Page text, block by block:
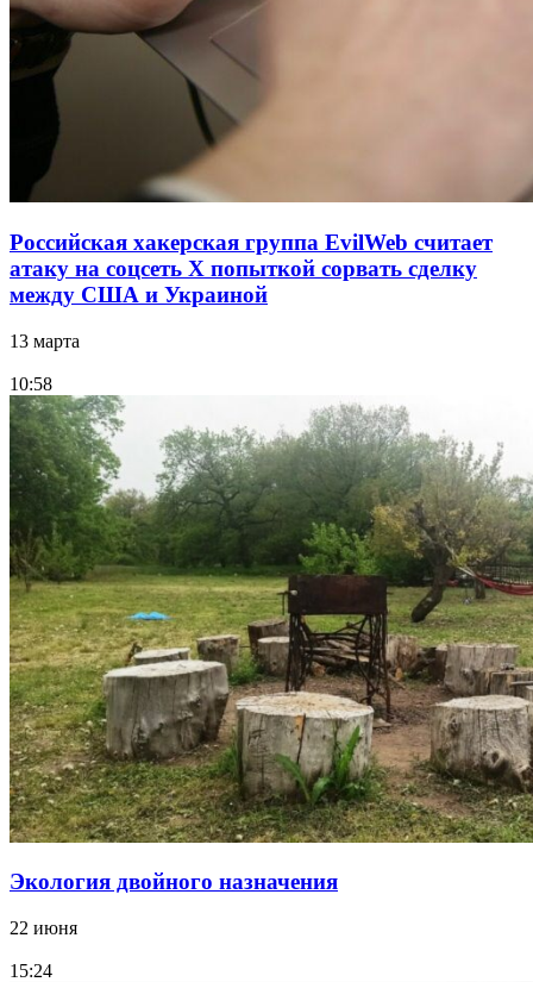
Российская хакерская группа EvilWeb считает
атаку на соцсеть Х попыткой сорвать сделку
между США и Украиной
13 марта
10:58
Экология двойного назначения
22 июня
15:24